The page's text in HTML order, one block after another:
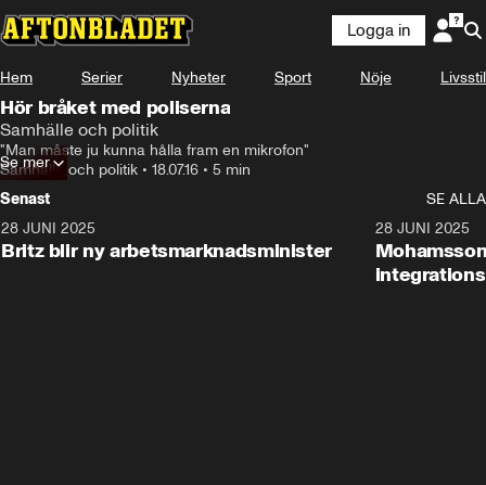
Logga in
Hem Serier Nyheter Sport Nöje Livsstil
Hör bråket med poliserna
Samhälle och politik
"Man måste ju kunna hålla fram en mikrofon"
Samhälle och politik • 18.07.16 • 5 min
Se mer
Senast
SE ALLA
28 JUNI 2025
Britz blir ny arbetsmarknadsminister
28 JUNI 2025